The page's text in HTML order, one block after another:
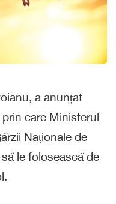
a anunțat
care Ministerul
Naționale de
le folosească de